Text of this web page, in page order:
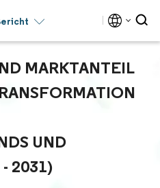
MARKTANTEIL D
I
UND P
2031)